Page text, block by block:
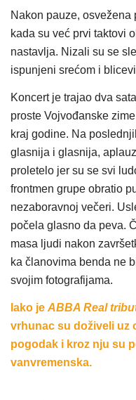
Nakon pauze, osvežena
kada su već prvi taktovi
nastavlja. Nizali su se
ispunjeni srećom i
Koncert je trajao dva
proste Vojvođanske
kraj godine. Na
glasnija i glasnija,
proletelo jer su se svi
frontmen grupe obratio
nezaboravnoj večeri.
počela glasno da peva.
masa ljudi nakon
ka članovima benda ne
svojim fotografijama.
Iako je ABBA Real
vrhunac su doživeli uz
pogodak i kroz nju su
vanvremenska.